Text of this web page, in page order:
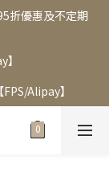
折優惠及不定期
Alipay】